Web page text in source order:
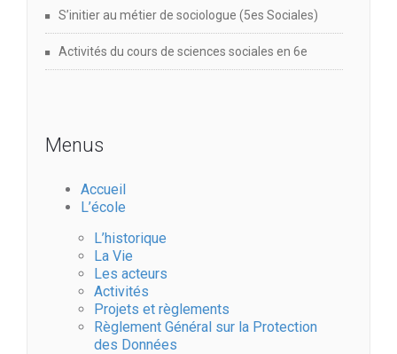
S’initier au métier de sociologue (5es Sociales)
Activités du cours de sciences sociales en 6e
Menus
Accueil
L’école
L’historique
La Vie
Les acteurs
Activités
Projets et règlements
Règlement Général sur la Protection
des Données